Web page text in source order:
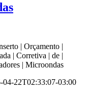
| Orçamento |
| Corretiva | de |
| Microondas
04-22T02:33:07-03:00